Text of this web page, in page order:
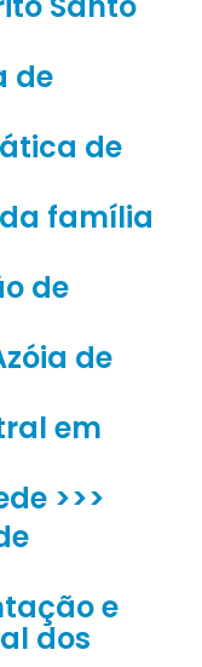
de
de
família
de
de
em
>>>
e
dos